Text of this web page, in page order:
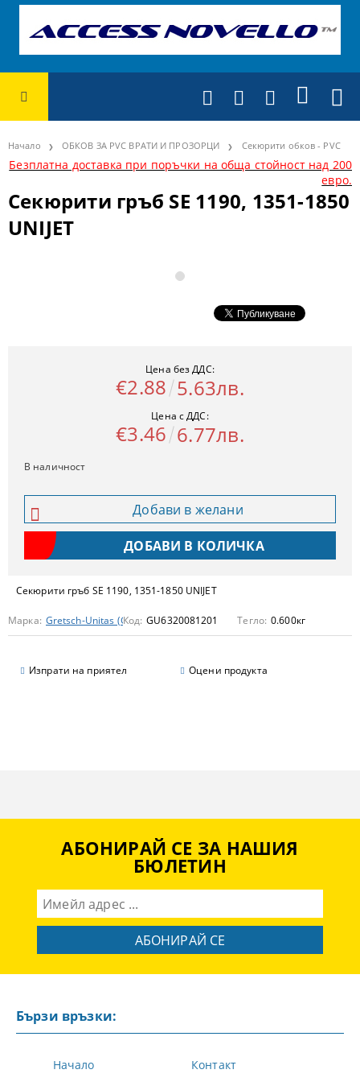
Начало ОБКОВ ЗА PVC ВРАТИ И ПРОЗОРЦИ Секюрити обков - PVC
Безплатна доставка при поръчки на обща стойност над 200
евро.
Секюрити гръб SE 1190, 1351-1850
UNIJET
Секюрити гръб SE 1190, 1351-1850 UNIJET
Марка: Gretsch-Unitas (GU)
Код: GU6320081201 Тегло: 0.600кг
Изпрати на приятел Оцени продукта
Цена без ДДС:
€2.88 5.63лв.
Цена с ДДС:
€3.46 6.77лв.
В наличност
Добави в желани
АБОНИРАЙ СЕ ЗА НАШИЯ
БЮЛЕТИН
Бързи връзки:
Начало
Контакт